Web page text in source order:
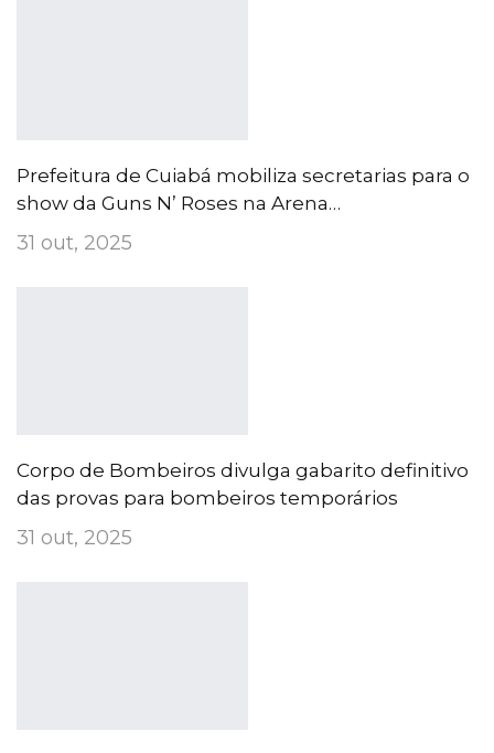
Prefeitura de Cuiabá mobiliza secretarias para o
show da Guns N’ Roses na Arena…
31 out, 2025
Corpo de Bombeiros divulga gabarito definitivo
das provas para bombeiros temporários
31 out, 2025